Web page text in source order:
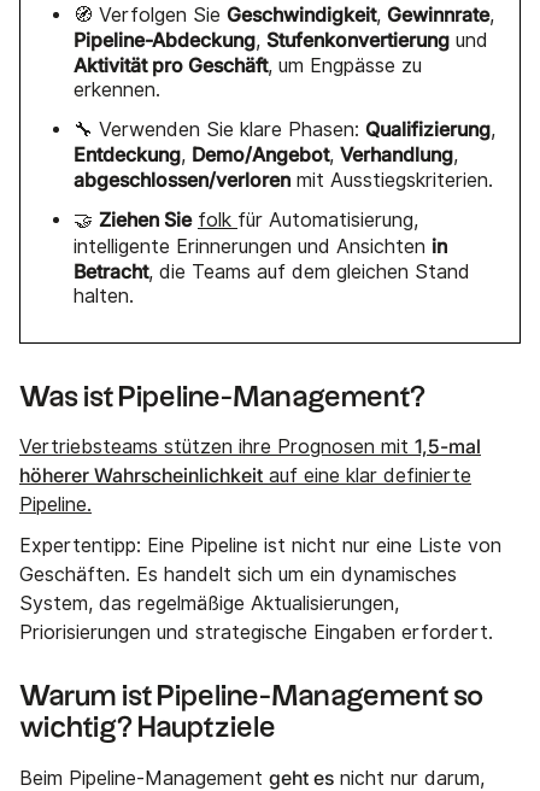
🧭 Verfolgen Sie Geschwindigkeit, Gewinnrate,
Pipeline-Abdeckung, Stufenkonvertierung und
Aktivität pro Geschäft, um Engpässe zu
erkennen.
🔧 Verwenden Sie klare Phasen: Qualifizierung,
Entdeckung, Demo/Angebot, Verhandlung,
abgeschlossen/verloren mit Ausstiegskriterien.
🤝 Ziehen Sie folk für Automatisierung,
intelligente Erinnerungen und Ansichten in
Betracht, die Teams auf dem gleichen Stand
halten.
Was ist Pipeline-Management?
Vertriebsteams stützen ihre Prognosen mit 1,5-mal
höherer Wahrscheinlichkeit auf eine klar definierte
Pipeline.
Expertentipp: Eine Pipeline ist nicht nur eine Liste von
Geschäften. Es handelt sich um ein dynamisches
System, das regelmäßige Aktualisierungen,
Priorisierungen und strategische Eingaben erfordert.
Warum ist Pipeline-Management so
wichtig? Hauptziele
Beim Pipeline-Management geht es nicht nur darum,